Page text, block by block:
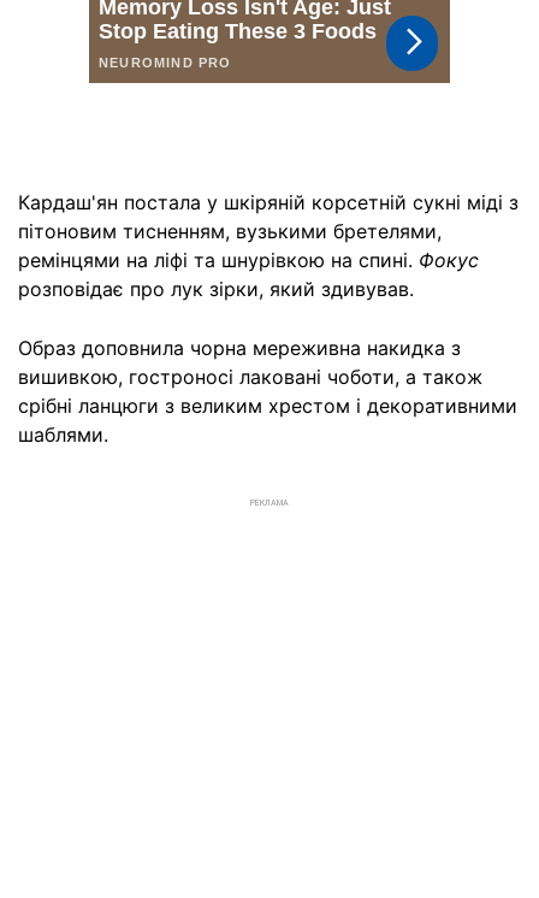
Кардаш'ян постала у шкіряній корсетній сукні міді з
пітоновим тисненням, вузькими бретелями,
ремінцями на ліфі та шнурівкою на спині. Фокус
розповідає про лук зірки, який здивував.
Образ доповнила чорна мереживна накидка з
вишивкою, гостроносі лаковані чоботи, а також
срібні ланцюги з великим хрестом і декоративними
шаблями.
РЕКЛАМА